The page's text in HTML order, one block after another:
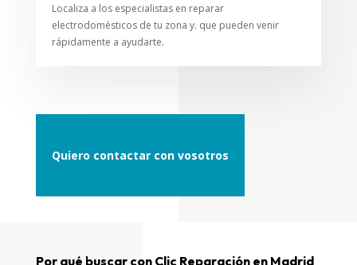
Localiza a los especialistas en reparar
electrodomésticos de tu zona y. que pueden venir
rápidamente a ayudarte.
Quiero contactar con vosotros
Por qué buscar con Clic Reparación en Madrid